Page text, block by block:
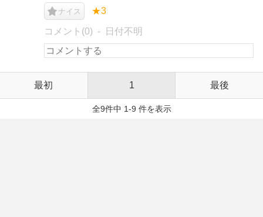
ナイス ★3
コメント(0) 日付不明
最初 1 最後
全9件中 1-9 件を表示